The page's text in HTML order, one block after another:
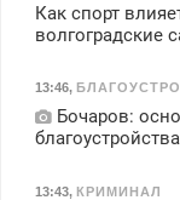
Как спорт
волгоградские
13:46,
Бочаров:
13:43, КРИМИНАЛ